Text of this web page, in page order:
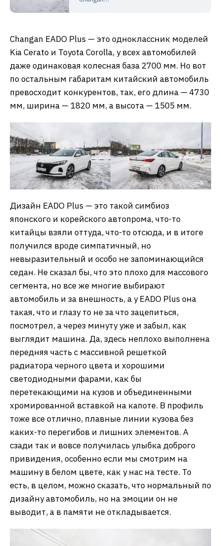
Changan EADO Plus — это одноклассник моделей
Kia Cerato и Toyota Corolla, у всех автомобилей
даже одинаковая колесная база 2700 мм. Но вот
по остальным габаритам китайский автомобиль
превосходит конкурентов, так, его длина — 4730
мм, ширина — 1820 мм, а высота — 1505 мм.
Дизайн EADO Plus — это такой симбиоз
японского и корейского автопрома, что-то
китайцы взяли оттуда, что-то отсюда, и в итоге
получился вроде симпатичный, но
невыразительный и особо не запоминающийся
седан. Не сказал бы, что это плохо для массового
сегмента, но все же многие выбирают
автомобиль и за внешность, а у EADO Plus она
такая, что и глазу то не за что зацепиться,
посмотрел, а через минуту уже и забыл, как
выглядит машина. Да, здесь неплохо выполнена
передняя часть с массивной решеткой
радиатора черного цвета и хорошими
светодиодными фарами, как бы
перетекающими на кузов и объединенными
хромированной вставкой на капоте. В профиль
тоже все отлично, плавные линии кузова без
каких-то перегибов и лишних элементов. А
сзади так и вовсе получилась улыбка доброго
привидения, особенно если мы смотрим на
машину в белом цвете, как у нас на тесте. То
есть, в целом, можно сказать, что нормальный по
дизайну автомобиль, но на эмоции он не
выводит, а в памяти не откладывается.